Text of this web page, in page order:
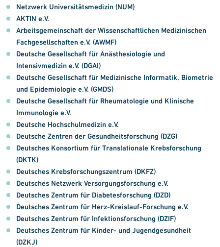
Netzwerk Universitätsmedizin (NUM)
AKTIN e.V.
Arbeitsgemeinschaft der Wissenschaftlichen Medizinischen
Fachgesellschaften e.V. (AWMF)
Deutsche Gesellschaft für Anästhesiologie und
Intensivmedizin e.V. (DGAI)
Deutsche Gesellschaft für Medizinische Informatik, Biometrie
und Epidemiologie e.V. (GMDS)
Deutsche Gesellschaft für Rheumatologie und Klinische
Immunologie e.V.
Deutsche Hochschulmedizin e.V.
Deutsche Zentren der Gesundheitsforschung (DZG)
Deutsches Konsortium für Translationale Krebsforschung
(DKTK)
Deutsches Krebsforschungszentrum (DKFZ)
Deutsches Netzwerk Versorgungsforschung e.V.
Deutsches Zentrum für Diabetesforschung (DZD)
Deutsches Zentrum für Herz-Kreislauf-Forschung e.V.
Deutsches Zentrum für Infektionsforschung (DZIF)
Deutsches Zentrum für Kinder- und Jugendgesundheit
(DZKJ)